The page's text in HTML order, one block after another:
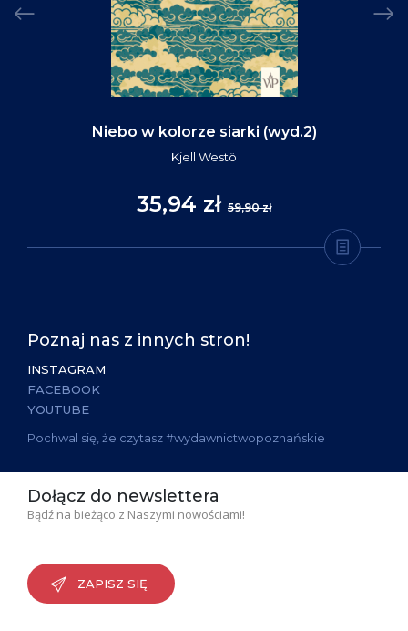
Niebo w kolorze siarki (wyd.2)
Kjell Westö
35,94 zł 59,90 zł
Poznaj nas z innych stron!
INSTAGRAM
FACEBOOK
YOUTUBE
Pochwal się, że czytasz #wydawnictwopoznańskie
Dołącz do newslettera
Bądź na bieżąco z Naszymi nowościami!
ZAPISZ SIĘ